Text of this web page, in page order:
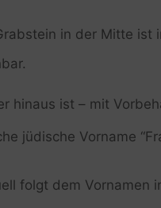
in der Mitte ist
hinaus ist – mit
jüdische Vorname
folgt dem Vornamen